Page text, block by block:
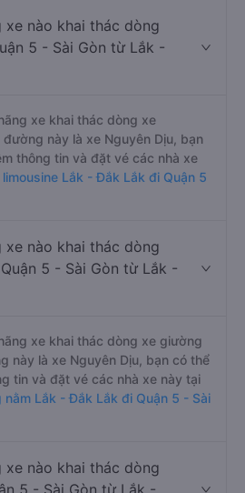
xe nào khai thác dòng
5 - Sài Gòn từ Lắk -
xe khai thác dòng xe
này là xe Nguyên Dịu, bạn
thông tin và đặt vé các nhà xe
limousine Lắk - Đắk Lắk đi Quận 5
xe nào khai thác dòng
5 - Sài Gòn từ Lắk -
xe khai thác dòng xe giường
này là xe Nguyên Dịu, bạn có thể
tin và đặt vé các nhà xe này tại
nằm Lắk - Đắk Lắk đi Quận 5 - Sài
xe nào khai thác dòng
5 - Sài Gòn từ Lắk -